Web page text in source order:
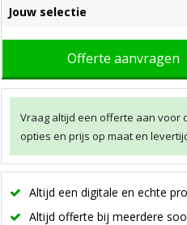
Jouw selectie
Offerte aanvragen
Vraag altijd een offerte aan voor
opties en prijs op maat en
Altijd een digitale en echte
Altijd offerte bij meerdere